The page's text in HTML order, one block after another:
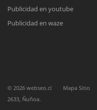
Nuestros ejecutivos le
Meet
Todos nuestros ejecutivos
Publicidad en youtube
Publicidad en waze
© 2026 webseo.cl Mapa Sitio
2633, Ñuñoa.